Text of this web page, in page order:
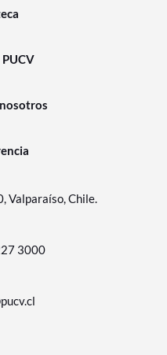
Valparaíso, Chile.
3000